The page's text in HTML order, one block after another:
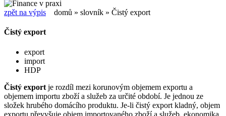
zpět na výpis domů » slovník » Čistý export
Čistý export
export
import
HDP
Čistý export je rozdíl mezi korunovým objemem exportu a
objemem importu zboží a služeb za určité období. Je jednou ze
složek hrubého domácího produktu. Je-li čistý export kladný, objem
exportu převyšuje objem importovaného zboží a služeb, ekonomika